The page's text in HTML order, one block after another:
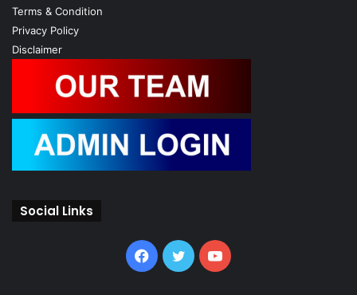
Terms & Condition
Privacy Policy
Disclaimer
Social Links
Facebook
TwitterYouTube